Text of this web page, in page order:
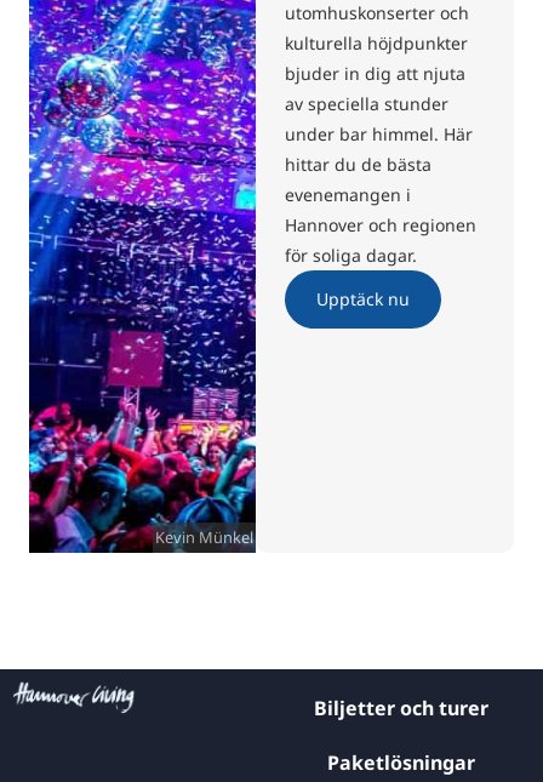
Kevin Münkel
utomhuskonserter och
kulturella höjdpunkter
bjuder in dig att njuta
av speciella stunder
under bar himmel. Här
hittar du de bästa
evenemangen i
Hannover och regionen
för soliga dagar.
Upptäck nu
Biljetter och turer
Paketlösningar